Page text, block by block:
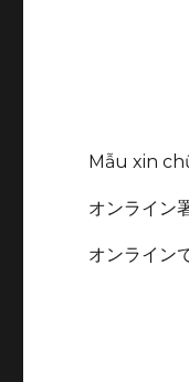
Mẫu xin
オンライン
オンライン